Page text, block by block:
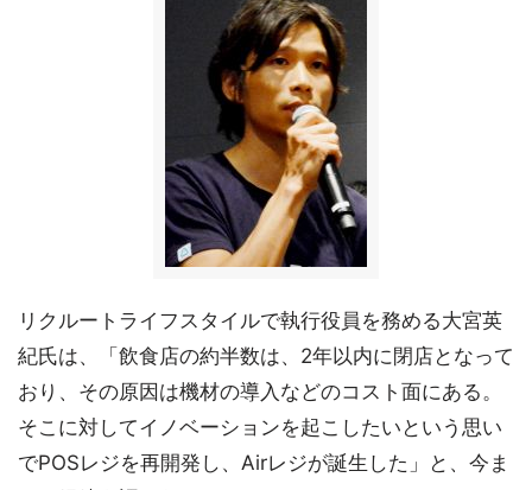
リクルートライフスタイルで執行役員を務める大宮英
紀氏は、「飲食店の約半数は、2年以内に閉店となって
おり、その原因は機材の導入などのコスト面にある。
そこに対してイノベーションを起こしたいという思い
でPOSレジを再開発し、Airレジが誕生した」と、今ま